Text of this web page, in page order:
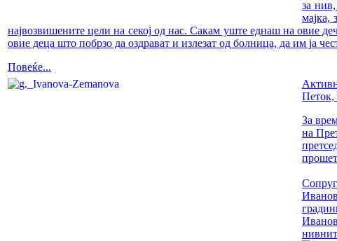
за
мајка,
највозвишените цели на секој од нас. Сакам уште еднаш на овие
овие деца што побрзо да оздрават и излезат од болница, да им ја
Повеќе...
Петок,
За
на